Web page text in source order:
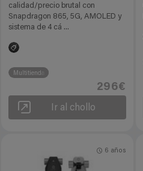
calidad/precio brutal con
Snapdragon 865, 5G, AMOLED y
sistema de 4 cá ...
Multitienda
296€
Ir al chollo
6 años